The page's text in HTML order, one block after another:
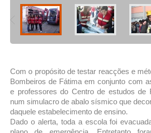
Com o propósito de testar reacções e
Bombeiros de Fátima em conjunto com
e professores do Centro de estudos de
num simulacro de abalo sísmico que
daquele estabelecimento de ensino.
Dado o alerta, toda a escola foi